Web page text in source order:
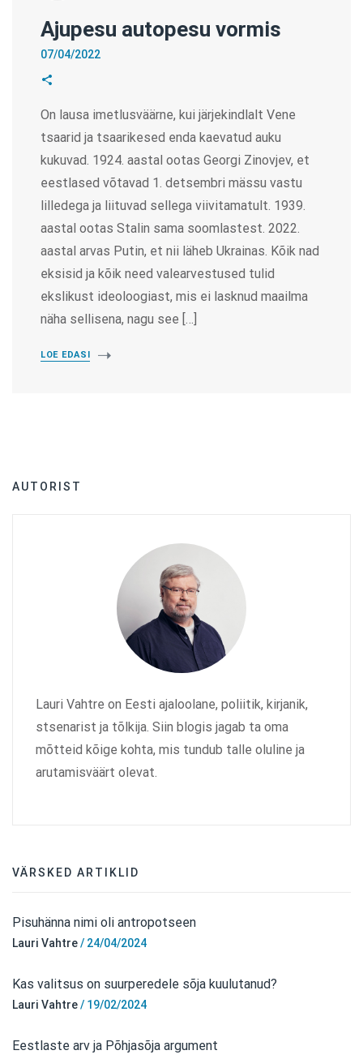
Ajupesu autopesu vormis
07/04/2022
On lausa imetlusväärne, kui järjekindlalt Vene
tsaarid ja tsaarikesed enda kaevatud auku
kukuvad. 1924. aastal ootas Georgi Zinovjev, et
eestlased võtavad 1. detsembri mässu vastu
lilledega ja liituvad sellega viivitamatult. 1939.
aastal ootas Stalin sama soomlastest. 2022.
aastal arvas Putin, et nii läheb Ukrainas. Kõik nad
eksisid ja kõik need valearvestused tulid
ekslikust ideoloogiast, mis ei lasknud maailma
näha sellisena, nagu see […]
LOE EDASI
AUTORIST
Lauri Vahtre on Eesti ajaloolane, poliitik, kirjanik,
stsenarist ja tõlkija. Siin blogis jagab ta oma
mõtteid kõige kohta, mis tundub talle oluline ja
arutamisväärt olevat.
VÄRSKED ARTIKLID
Pisuhänna nimi oli antropotseen
Lauri Vahtre/ 24/04/2024
Kas valitsus on suurperedele sõja kuulutanud?
Lauri Vahtre/ 19/02/2024
Eestlaste arv ja Põhjasõja argument